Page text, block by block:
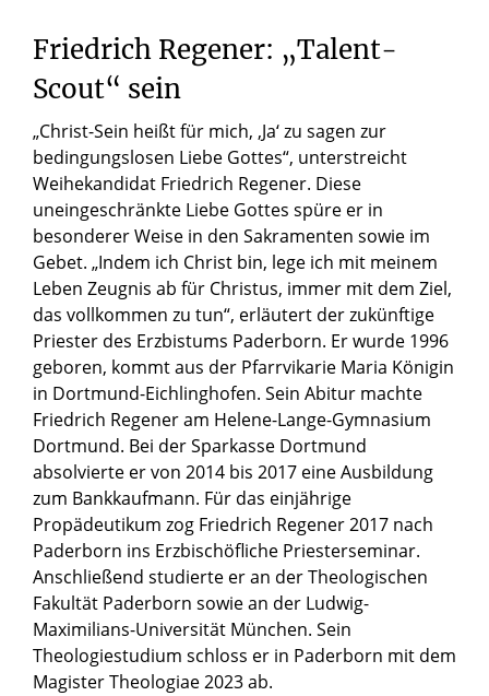
Friedrich Regener: „Talent-
Scout“ sein
„Christ-Sein heißt für mich, ‚Ja‘ zu sagen zur
bedingungslosen Liebe Gottes“, unterstreicht
Weihekandidat Friedrich Regener. Diese
uneingeschränkte Liebe Gottes spüre er in
besonderer Weise in den Sakramenten sowie im
Gebet. „Indem ich Christ bin, lege ich mit meinem
Leben Zeugnis ab für Christus, immer mit dem Ziel,
das vollkommen zu tun“, erläutert der zukünftige
Priester des Erzbistums Paderborn. Er wurde 1996
geboren, kommt aus der Pfarrvikarie Maria Königin
in Dortmund-Eichlinghofen. Sein Abitur machte
Friedrich Regener am Helene-Lange-Gymnasium
Dortmund. Bei der Sparkasse Dortmund
absolvierte er von 2014 bis 2017 eine Ausbildung
zum Bankkaufmann. Für das einjährige
Propädeutikum zog Friedrich Regener 2017 nach
Paderborn ins Erzbischöfliche Priesterseminar.
Anschließend studierte er an der Theologischen
Fakultät Paderborn sowie an der Ludwig-
Maximilians-Universität München. Sein
Theologiestudium schloss er in Paderborn mit dem
Magister Theologiae 2023 ab.